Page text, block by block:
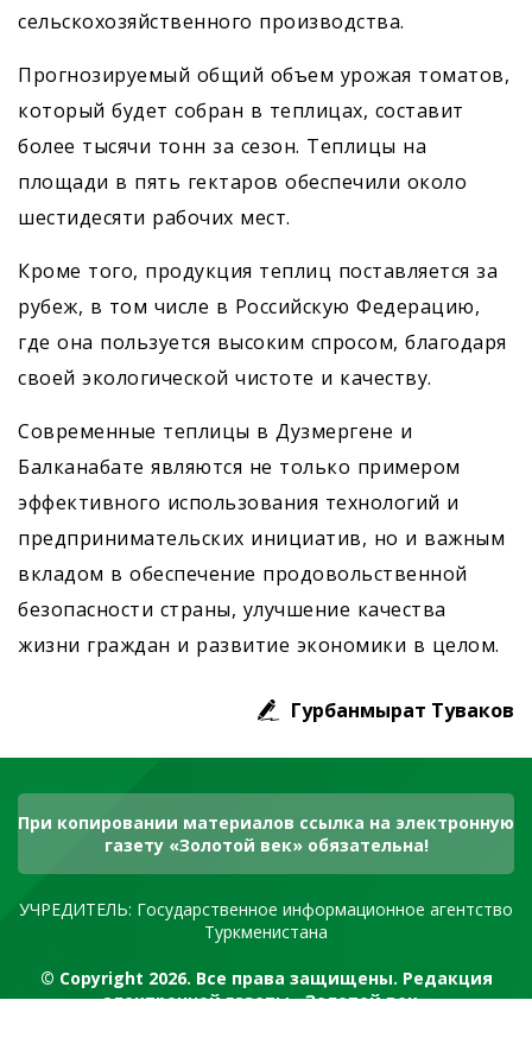
сельскохозяйственного производства.
Прогнозируемый общий объем урожая томатов,
который будет собран в теплицах, составит
более тысячи тонн за сезон. Теплицы на
площади в пять гектаров обеспечили около
шестидесяти рабочих мест.
Кроме того, продукция теплиц поставляется за
рубеж, в том числе в Российскую Федерацию,
где она пользуется высоким спросом, благодаря
своей экологической чистоте и качеству.
Современные теплицы в Дузмергене и
Балканабате являются не только примером
эффективного использования технологий и
предпринимательских инициатив, но и важным
вкладом в обеспечение продовольственной
безопасности страны, улучшение качества
жизни граждан и развитие экономики в целом.
Гурбанмырат Туваков
При копировании материалов ссылка на электронную
газету «Золотой век» обязательна!
УЧРЕДИТЕЛЬ: Государственное информационное агентство
Туркменистана
© Copyright 2026. Все права защищены. Редакция
электронной газеты «Золотой век»